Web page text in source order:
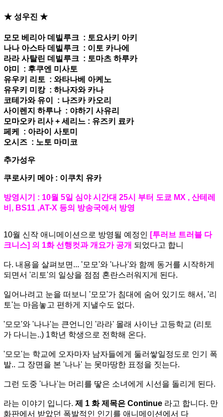
★ 성우진 ★
모모 베리아 데빌루크 : 토요사키 아키
나나 아스타 데빌루크 : 이토 카나에
라라 사탈린 데빌루크 : 토마츠 하루카
야미 : 후쿠엔 미사토
유우키 리토 : 와타나베 아케노
유우키 미캉 : 하나자와 카나
코테가와 유이 : 나즈카 카오리
사이렌지 하루나 : 야하기 사유리
모마오카 리사 + 세리느 : 유즈키 료카
페케 : 아라이 사토미
오시즈 : 노토 마미코
추가성우
쿠로사키 메아 : 이쿠치 유카
방영시기 : 10월 5일 심야 시간대 25시 부터 도쿄 MX , 산테레
비, BS11 ,AT-X 등의 방송국에서 방영
10월 신작 애니메이션으로 방영될 예정인 [투러브 트러블 다
크니스] 의 1화 선행컷과 개요가 공개 되었다고 합니
다. 내용을 살펴보면... '모모'와 '나나'와 함께 동거를 시작하게
되면서 '리토'의 일상을 점점 혼란스러워지게 된다.
일어나려고 눈을 떠보니 '모모'가 침대에 숨어 있기도 해서, '리
토'는 마음놓고 편하게 지낼수도 없다.
'모모'와 '나나'는 큰언니인 '라라' 몰래 사이난 고등학교 (리토
가 다니는..) 1학년 학생으로 전학해 온다.
'모모'는 학교에 오자마자 남자들에게 둘러쌓일정도로 인기 폭
발.. 그 장면을 본 '나나' 는 못마땅한 표정을 짓는다.
그런 도중 '나나'는 머리를 땋은 소녀에게 시선을 돌리게 된다.
라는 이야기 입니다. 제 1 화 제목은 Continue라고 합니다. 만
화판에서 받았던 폭발적인 인기를 애니메이션에서 다